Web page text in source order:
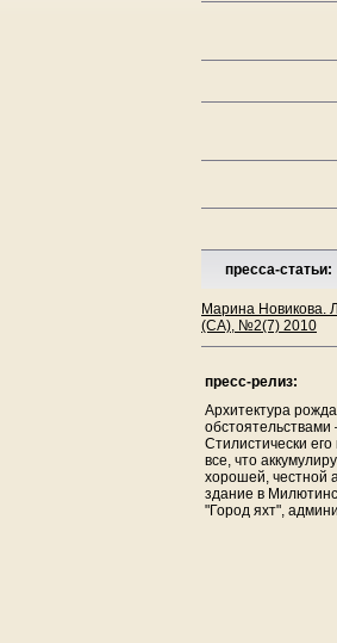
пресса-статьи:
Марина Новикова.
(СА), №2(7) 2010
пресс-релиз:
Архитектура
Стилистически
все, что
хорошей, честной
здание в
"Город яхт",